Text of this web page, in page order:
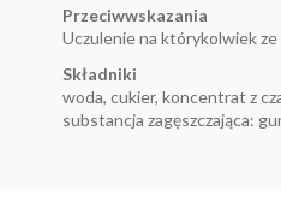
Przeciwwskazania
Uczulenie na którykolwiek ze
Składniki
woda, cukier, koncentrat z
substancja zagęszczająca: